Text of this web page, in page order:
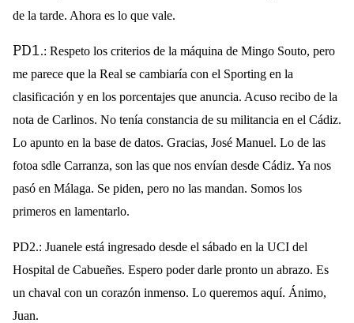
de la tarde. Ahora es lo que vale.
PD1.: Respeto los criterios de la máquina de Mingo Souto, pero
me parece que la Real se cambiaría con el Sporting en la
clasificación y en los porcentajes que anuncia. Acuso recibo de la
nota de Carlinos. No tenía constancia de su militancia en el Cádiz.
Lo apunto en la base de datos. Gracias, José Manuel. Lo de las
fotoa sdle Carranza, son las que nos envían desde Cádiz. Ya nos
pasó en Málaga. Se piden, pero no las mandan. Somos los
primeros en lamentarlo.
PD2.: Juanele está ingresado desde el sábado en la UCI del
Hospital de Cabueñes. Espero poder darle pronto un abrazo. Es
un chaval con un corazón inmenso. Lo queremos aquí. Ánimo,
Juan.